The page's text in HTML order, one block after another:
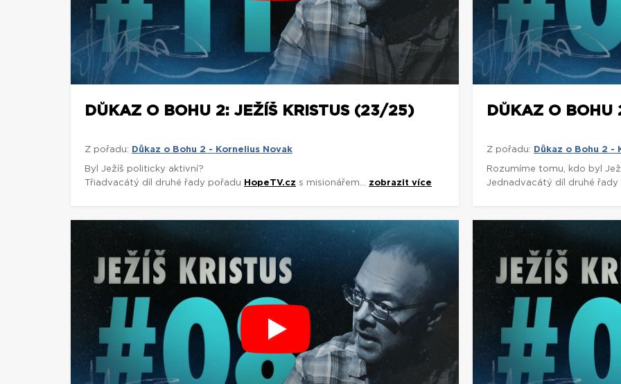
DŮKAZ O BOHU 2: JEŽÍŠ KRISTUS (23/25)
Z pořadu: Důkaz o Bohu 2 - Kornelius Novak
Byl Ježíš politicky aktivní?
Třiadvacátý díl druhé řady pořadu
HopeTV.cz s misionářem... zobrazit více
DŮKAZ O BOHU
Z pořadu: Důkaz o Bohu 2 -
Rozumíme tomu, kdo byl
Jednadvacátý díl druhé